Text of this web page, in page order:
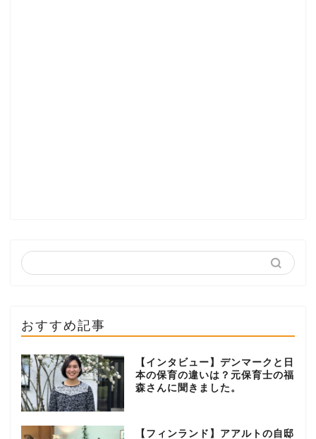
おすすめ記事
【インタビュー】デンマークと日
本の保育の違いは？元保育士の福
森さんに聞きました。
【フィンランド】アアルトの自邸